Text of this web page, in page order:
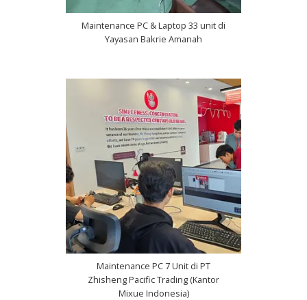
Maintenance PC & Laptop 33 unit di
Yayasan Bakrie Amanah
Maintenance PC 7 Unit di PT
Zhisheng Pacific Trading (Kantor
Mixue Indonesia)